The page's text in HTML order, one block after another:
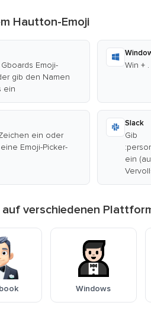
Hautton-Emoji
Emoji-
gib den Namen
ein
Win +
ein oder
Emoji-Picker-
Slack
Gib
ein
verschiedenen
Windows